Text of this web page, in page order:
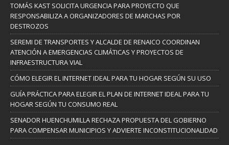
TOMÁS KAST SOLICITA URGENCIA PARA PROYECTO QUE
RESPONSABILIZA A ORGANIZADORES DE MARCHAS POR
DESTROZOS
SEREMI DE TRANSPORTES Y ALCALDE DE RENAICO COORDINAN
ATENCIÓN A EMERGENCIAS CLIMÁTICAS Y PROYECTOS DE
INFRAESTRUCTURA VIAL
CÓMO ELEGIR EL INTERNET IDEAL PARA TU HOGAR SEGÚN SU USO
GUÍA PRÁCTICA PARA ELEGIR EL PLAN DE INTERNET IDEAL PARA TU
HOGAR SEGÚN TU CONSUMO REAL
SENADOR HUENCHUMILLA RECHAZA PROPUESTA DEL GOBIERNO
PARA COMPENSAR MUNICIPIOS Y ADVIERTE INCONSTITUCIONALIDAD